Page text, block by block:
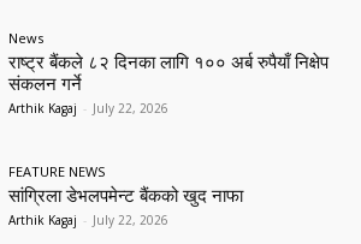
News
राष्ट्र बैंकले ८२ दिनका लागि १०० अर्ब रुपैयाँ निक्षेप
संकलन गर्ने
Arthik Kagaj - July 22, 2026
FEATURE NEWS
सांग्रिला डेभलपमेन्ट बैंकको खुद नाफा
Arthik Kagaj - July 22, 2026